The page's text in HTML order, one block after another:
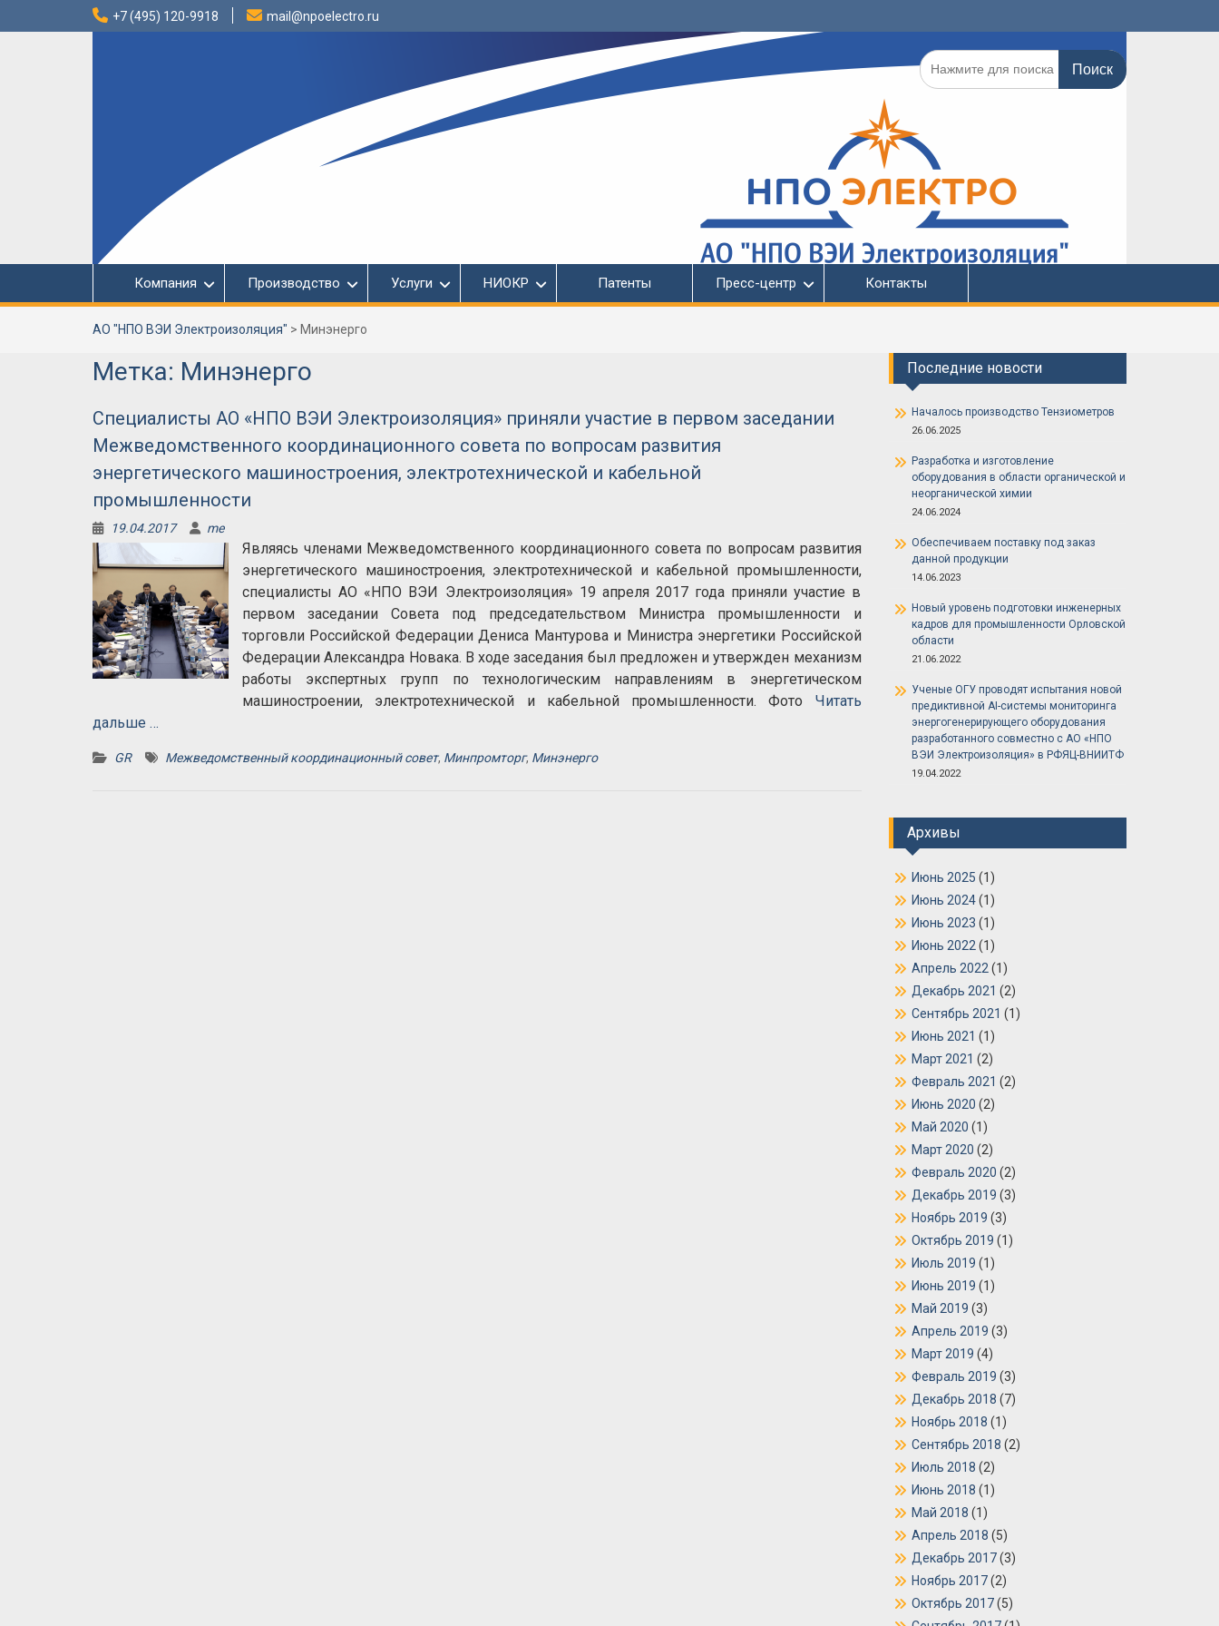
+7 (495) 120-9918 mail@npoelectro.ru
Поиск
по:
Компания Производство Услуги НИОКР Патенты Пресс-центр Контакты
АО "НПО ВЭИ Электроизоляция" > Минэнерго
Метка: Минэнерго
Специалисты АО «НПО ВЭИ Электроизоляция» приняли участие в первом заседании
Межведомственного координационного совета по вопросам развития
энергетического машиностроения, электротехнической и кабельной
промышленности
19.04.2017 me
Являясь членами Межведомственного координационного совета по вопросам развития
энергетического машиностроения, электротехнической и кабельной промышленности,
специалисты АО «НПО ВЭИ Электроизоляция» 19 апреля 2017 года приняли участие в
первом заседании Совета под председательством Министра промышленности и
торговли Российской Федерации Дениса Мантурова и Министра энергетики Российской
Федерации Александра Новака. В ходе заседания был предложен и утвержден механизм
работы экспертных групп по технологическим направлениям в энергетическом
машиностроении, электротехнической и кабельной промышленности. Фото Читать
дальше …
GR Межведомственный координационный совет, Минпромторг, Минэнерго
Последние новости
Началось производство Тензиометров
26.06.2025
Разработка и изготовление
оборудования в области органической и
неорганической химии
24.06.2024
Обеспечиваем поставку под заказ
данной продукции
14.06.2023
Новый уровень подготовки инженерных
кадров для промышленности Орловской
области
21.06.2022
Ученые ОГУ проводят испытания новой
предиктивной AI-системы мониторинга
энергогенерирующего оборудования
разработанного совместно с АО «НПО
ВЭИ Электроизоляция» в РФЯЦ-ВНИИТФ
19.04.2022
Архивы
Июнь 2025 (1)
Июнь 2024(1)
Июнь 2023 (1)
Июнь 2022 (1)
Апрель 2022 (1)
Декабрь 2021 (2)
Сентябрь 2021 (1)
Июнь 2021 (1)
Март 2021 (2)
Февраль 2021 (2)
Июнь 2020 (2)
Май 2020 (1)
Март 2020 (2)
Февраль 2020 (2)
Декабрь 2019 (3)
Ноябрь 2019 (3)
Октябрь 2019 (1)
Июль 2019 (1)
Июнь 2019 (1)
Май 2019 (3)
Апрель 2019 (3)
Март 2019 (4)
Февраль 2019 (3)
Декабрь 2018 (7)
Ноябрь 2018 (1)
Сентябрь 2018 (2)
Июль 2018 (2)
Июнь 2018 (1)
Май 2018 (1)
Апрель 2018 (5)
Декабрь 2017(3)
Ноябрь 2017(2)
Октябрь 2017(5)